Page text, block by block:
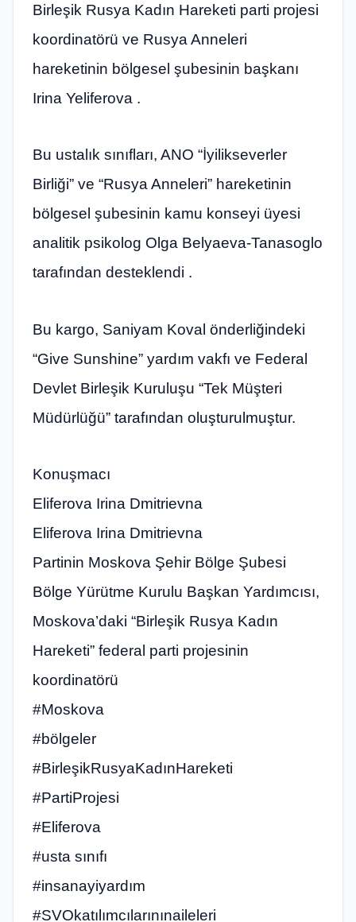
Birleşik Rusya Kadın Hareketi parti projesi
koordinatörü ve Rusya Anneleri
hareketinin bölgesel şubesinin başkanı
Irina Yeliferova .
Bu ustalık sınıfları, ANO “İyilikseverler
Birliği” ve “Rusya Anneleri” hareketinin
bölgesel şubesinin kamu konseyi üyesi
analitik psikolog Olga Belyaeva-Tanasoglo
tarafından desteklendi .
Bu kargo, Saniyam Koval önderliğindeki
“Give Sunshine” yardım vakfı ve Federal
Devlet Birleşik Kuruluşu “Tek Müşteri
Müdürlüğü” tarafından oluşturulmuştur.
Konuşmacı
Eliferova Irina Dmitrievna
Eliferova Irina Dmitrievna
Partinin Moskova Şehir Bölge Şubesi
Bölge Yürütme Kurulu Başkan Yardımcısı,
Moskova’daki “Birleşik Rusya Kadın
Hareketi” federal parti projesinin
koordinatörü
#Moskova
#bölgeler
#BirleşikRusyaKadınHareketi
#PartiProjesi
#Eliferova
#usta sınıfı
#insanayiyardım
#SVOkatılımcılarınınaileleri